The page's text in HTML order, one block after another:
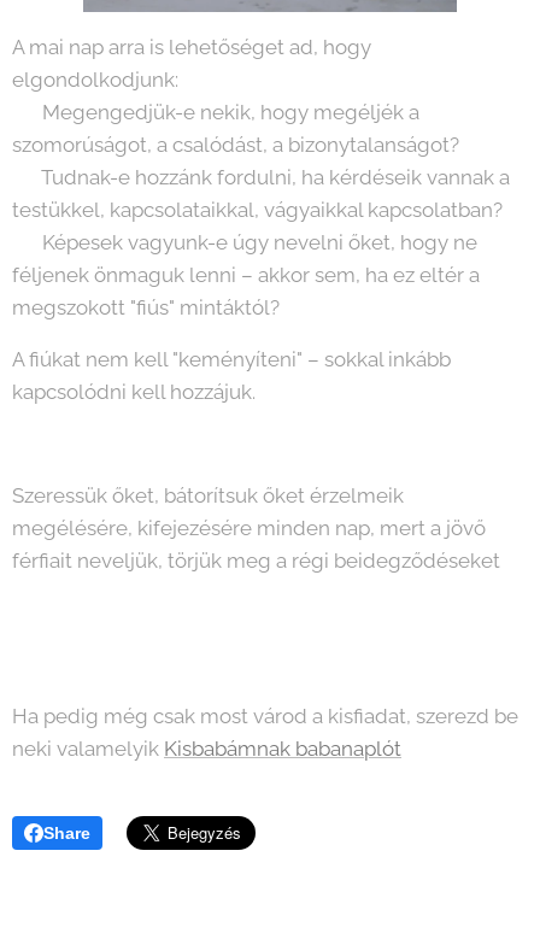
A mai nap arra is lehetőséget ad, hogy
elgondolkodjunk:
🔹 Megengedjük-e nekik, hogy megéljék a
szomorúságot, a csalódást, a bizonytalanságot?
🔹 Tudnak-e hozzánk fordulni, ha kérdéseik vannak a
testükkel, kapcsolataikkal, vágyaikkal kapcsolatban?
🔹 Képesek vagyunk-e úgy nevelni őket, hogy ne
féljenek önmaguk lenni – akkor sem, ha ez eltér a
megszokott "fiús" mintáktól?
A fiúkat nem kell "keményíteni" – sokkal inkább
kapcsolódni kell hozzájuk.
Szeressük őket, bátorítsuk őket érzelmeik
megélésére, kifejezésére minden nap, mert a jövő
férfiait neveljük, törjük meg a régi beidegződéseket
Ha pedig még csak most várod a kisfiadat, szerezd be
neki valamelyik Kisbabámnak babanaplót
Share